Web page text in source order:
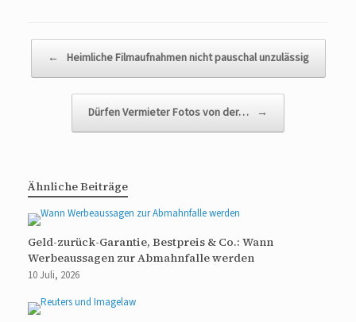
← Heimliche Filmaufnahmen nicht pauschal unzulässig
Dürfen Vermieter Fotos von der… →
Ähnliche Beiträge
Geld-zurück-Garantie, Bestpreis & Co.: Wann
Werbeaussagen zur Abmahnfalle werden
10 Juli, 2026